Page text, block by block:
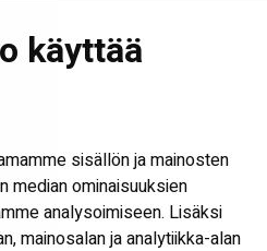
käyttää
sisällön ja mainosten
median ominaisuuksien
analysoimiseen. Lisäksi
mainosalan ja analytiikka-alan